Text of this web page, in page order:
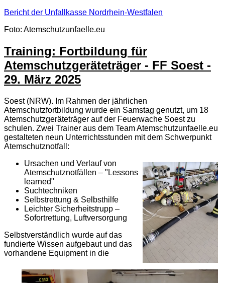
Bericht der Unfallkasse Nordrhein-Westfalen
Foto: Atemschutzunfaelle.eu
Training: Fortbildung für
Atemschutzgeräteträger - FF Soest -
29. März 2025
Soest (NRW). Im Rahmen der jährlichen
Atemschutzfortbildung wurde ein Samstag genutzt, um 18
Atemschutzgeräteträger auf der Feuerwache Soest zu
schulen. Zwei Trainer aus dem Team Atemschutzunfaelle.eu
gestalteten neun Unterrichtsstunden mit dem Schwerpunkt
Atemschutznotfall:
Ursachen und Verlauf von
Atemschutznotfällen – "Lessons
learned"
Suchtechniken
Selbstrettung & Selbsthilfe
Leichter Sicherheitstrupp –
Sofortrettung, Luftversorgung
Selbstverständlich wurde auf das
fundierte Wissen aufgebaut und das
vorhandene Equipment in die